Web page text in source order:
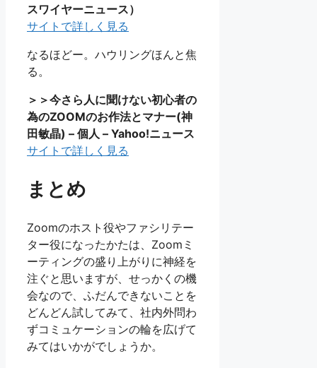
スワイヤーニュース）
サイトで詳しく見る
なるほどー。ハウリングほんと焦
る。
＞＞今さら人に聞けない初心者の
為のZOOMのお作法とマナー(神
田敏晶) – 個人 – Yahoo!ニュース
サイトで詳しく見る
まとめ
Zoomのホスト役やファシリテー
ター役になったかたは、Zoomミ
ーティングの盛り上がりに神経を
注ぐと思いますが、せっかくの機
会なので、ふだんできないことを
どんどん試してみて、社内外問わ
ずコミュケーションの輪を広げて
みてはいかがでしょうか。